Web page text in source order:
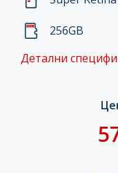
256GB
Детални